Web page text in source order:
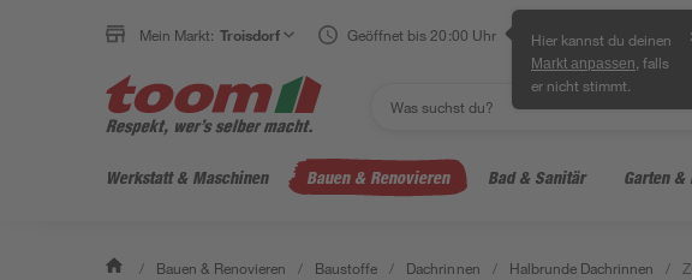
Mein Markt: Troisdorf Geöffnet bis 20:00 Uhr Hier kannst du deinen
Markt anpassen , falls
er nicht stimmt.
Werkstatt & Maschinen Bauen & Renovieren Bad & Sanitär Garten &
/ Bauen & Renovieren / Baustoffe / Dachrinnen / Halbrunde Dachrinnen /